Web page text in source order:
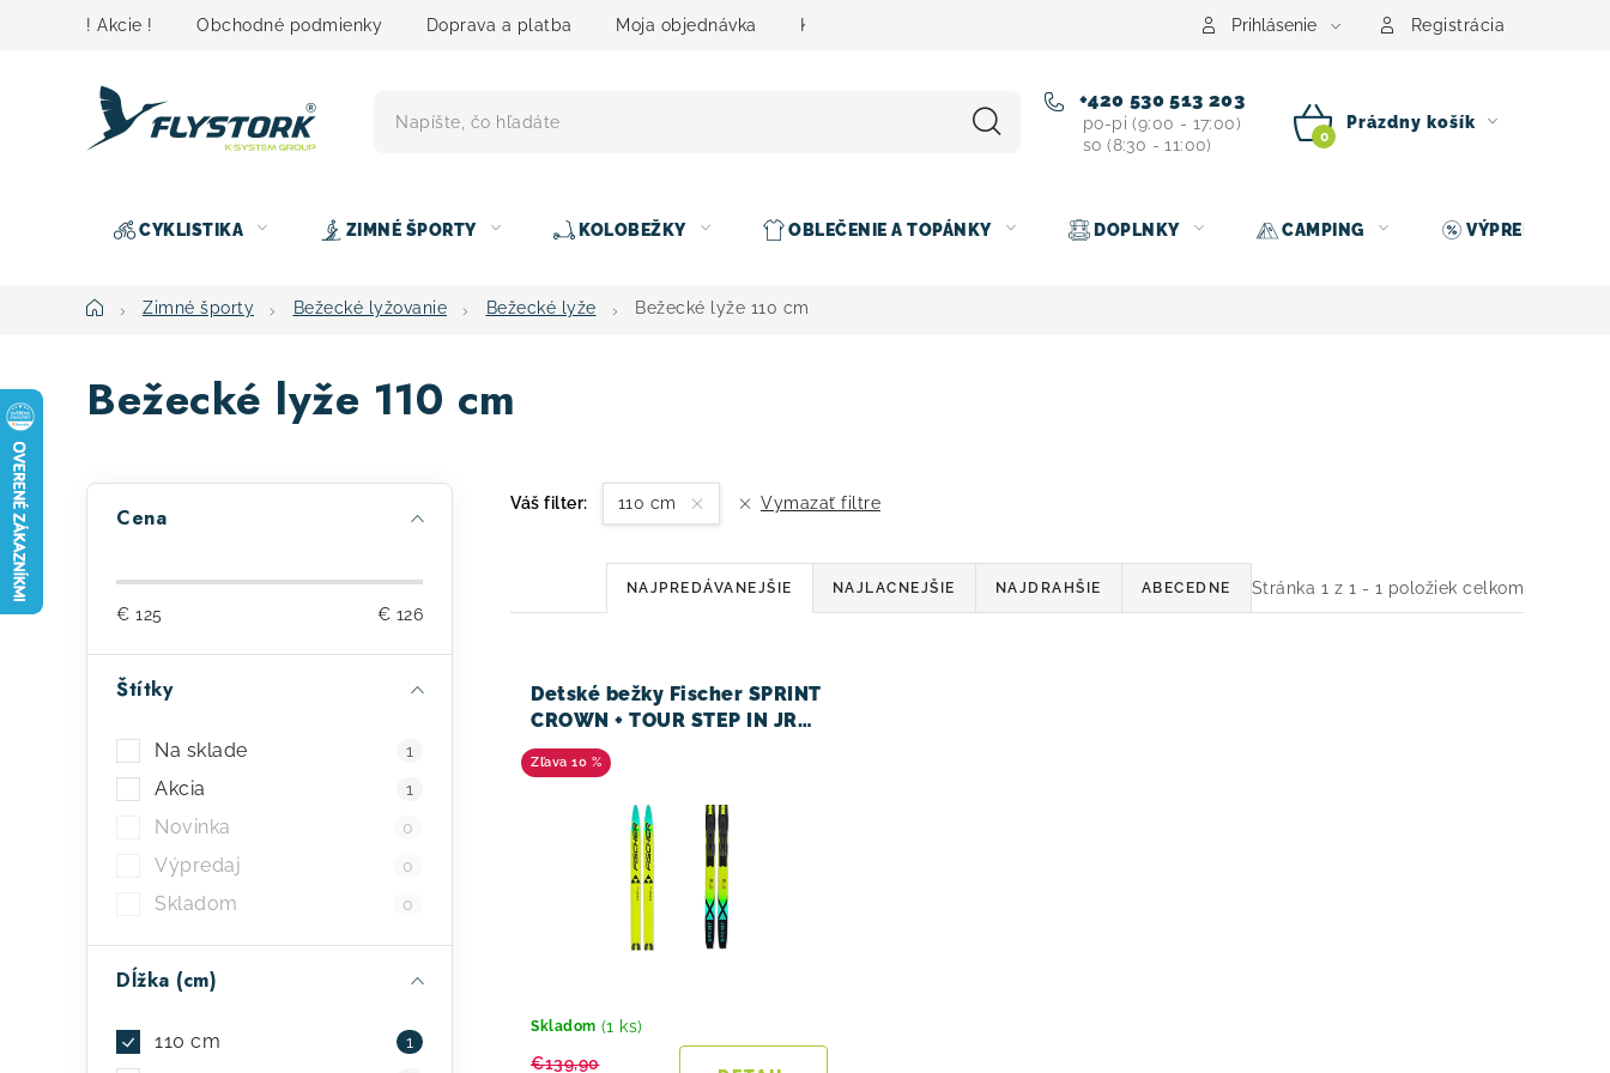
! Akcie ! Obchodné podmienky Doprava a platba Moja objednávka Kontakty Prihlásenie Registrácia
+420 530 513 203
po-pi (9:00 - 17:00)
so (8:30 - 11:00)
NÁKUPNÝ
Prázdny košík
CYKLISTIKA ZIMNÉ ŠPORTY KOLOBEŽKY OBLEČENIE A TOPÁNKY DOPLNKY CAMPING VÝPREDAJ
DomovZimné športy Bežecké lyžovanie Bežecké lyže Bežecké lyže 110 cm
Bežecké lyže 110 cm
B
n
Cena
€ 125 € 126
Štítky
Na sklade 1
Akcia 1
Novinka 0
Výpredaj 0
Skladom 0
Dĺžka (cm)
110 cm 1
Váš filter: 110 cm Vymazať filtre
Stránka 1 z 1 - 1 položiek celkom
R
a
d
e
n
d
NAJPREDÁVANEJŠIE NAJLACNEJŠIE NAJDRAHŠIE ABECEDNE
V
ý
p
o
d
Detské bežky Fischer SPRINT
CROWN + TOUR STEP IN JR
IFP 2025/26
10 %
Skladom (1 ks)
€139,90